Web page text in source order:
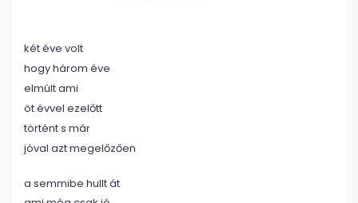
két éve volt
hogy három éve
elmúlt ami
öt évvel ezelőtt
történt s már
jóval azt megelőzően
a semmibe hullt át